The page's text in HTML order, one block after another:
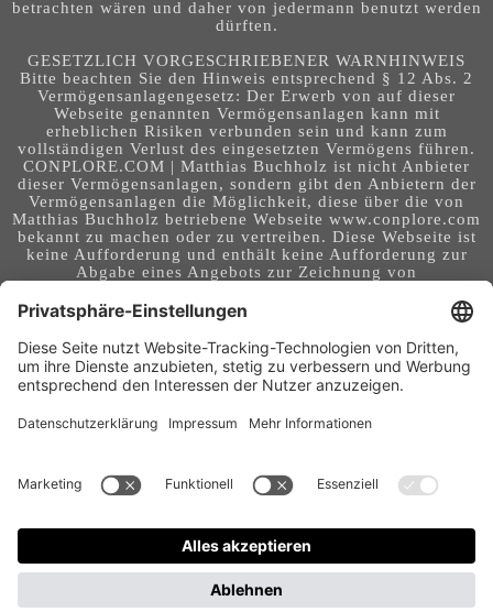
betrachten wären und daher von jedermann benutzt werden
dürften.
GESETZLICH VORGESCHRIEBENER WARNHINWEIS
Bitte beachten Sie den Hinweis entsprechend § 12 Abs. 2
Vermögensanlagengesetz: Der Erwerb von auf dieser
Webseite genannten Vermögensanlagen kann mit
erheblichen Risiken verbunden sein und kann zum
vollständigen Verlust des eingesetzten Vermögens führen.
CONPLORE.COM | Matthias Buchholz ist nicht Anbieter
dieser Vermögensanlagen, sondern gibt den Anbietern der
Vermögensanlagen die Möglichkeit, diese über die von
Matthias Buchholz betriebene Webseite www.conplore.com
bekannt zu machen oder zu vertreiben. Diese Webseite ist
keine Aufforderung und enthält keine Aufforderung zur
Abgabe eines Angebots zur Zeichnung von
über Vermögensanlagen. Die Webseite richtet sich an ein
internationales Publikum. Sie stellt keine Beratung,
Anlageberatung, Rechtsberatung, Steuerberatung,
Kaufaufforderung oder sonstige Empfehlung dar - es
handelt sich um Werbung. Ob die in auf dieser Webseite
genannten Informationen, Anlagemöglichkeiten,
Instrumente in Ihrem Land rechtskonform (nutzbar) sind
eigenständigen Prüfung. Geldanlagen und Investitionen
können mit Risiken bis hin zum Totalausfall verbunden
der bereitgestellten Informationen entstehen, und für die
Qualität und Aktualität der Angaben, übernimmt der
Betreiber dieser Webseite keine Verantwortung, Garantien
und Haftung.